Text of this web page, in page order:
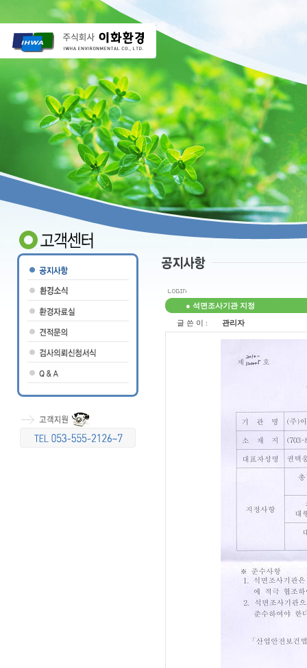
● 석면조사기관 지정
글 쓴 이 : 관리자